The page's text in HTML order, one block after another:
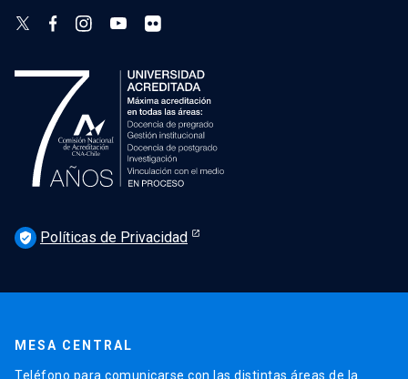
verified_user Políticas de Privacidad
MESA CENTRAL
Teléfono para comunicarse con las distintas áreas de la